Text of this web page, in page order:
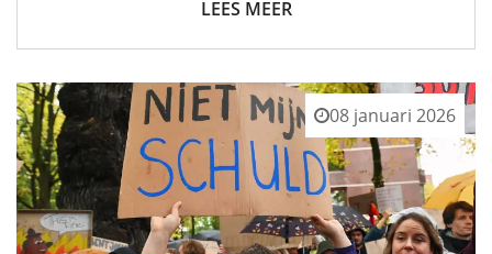
LEES MEER
08 januari 2026